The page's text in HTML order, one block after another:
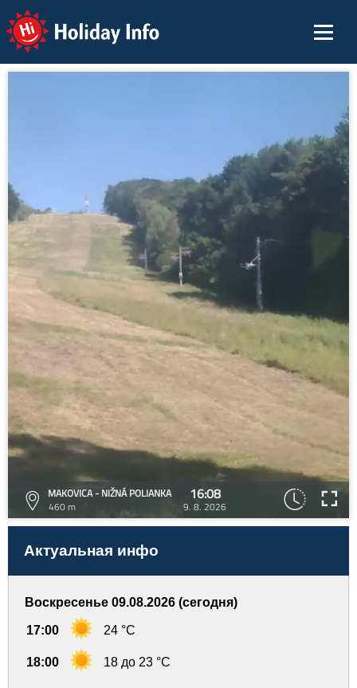
Holiday Info
MAKOVICA - NIŽNÁ POLIANKA
460 m
16:08
9. 8. 2026
Актуальная инфо
Воскресенье 09.08.2026 (сегодня)
17:00 24 °C
18:00 18 до 23 °C